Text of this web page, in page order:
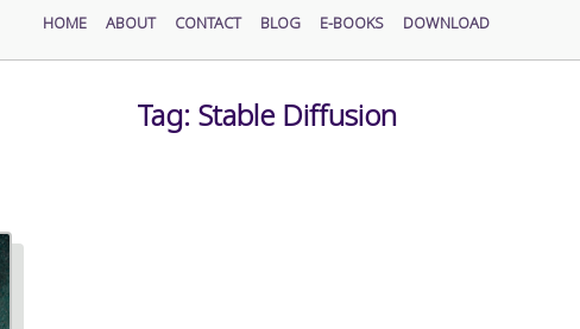
HOME ABOUT CONTACT BLOG E-BOOKS DOWNLOAD
Tag: Stable Diffusion